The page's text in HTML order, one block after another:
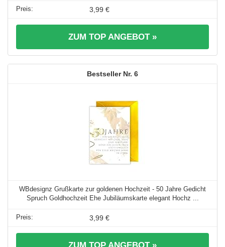
3,99 €
ZUM TOP ANGEBOT »
6
WBdesignz Grußkarte zur goldenen Hochzeit - 50 Jahre Gedicht
Spruch Goldhochzeit Ehe Jubiläumskarte elegant Hochz ...
3,99 €